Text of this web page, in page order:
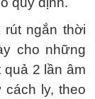
ngắn thời
cho những
2 lần âm
ly, theo